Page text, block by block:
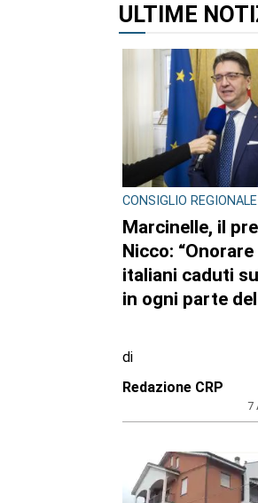
ALTRI
CRONACA
Bimba a rischio
degrado sulla
provinciale: la
portate in una
di
Redazione